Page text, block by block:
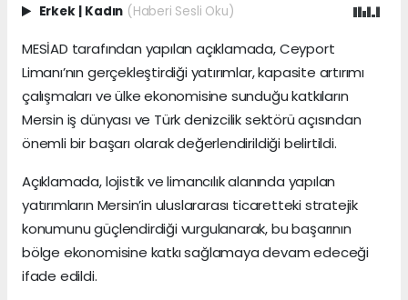
Erkek | Kadın (Haberi Sesli Oku)
MESİAD tarafından yapılan açıklamada, Ceyport
Limanı’nın gerçekleştirdiği yatırımlar, kapasite artırımı
çalışmaları ve ülke ekonomisine sunduğu katkıların
Mersin iş dünyası ve Türk denizcilik sektörü açısından
önemli bir başarı olarak değerlendirildiği belirtildi.
Açıklamada, lojistik ve limancılık alanında yapılan
yatırımların Mersin’in uluslararası ticaretteki stratejik
konumunu güçlendirdiği vurgulanarak, bu başarının
bölge ekonomisine katkı sağlamaya devam edeceği
ifade edildi.